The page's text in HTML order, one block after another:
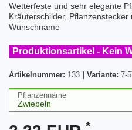
Wetterfeste und sehr elegante
Kräuterschilder,
Wunschname
Produktionsartikel - Kein
Artikelnummer: 133 Variante: 7-
Pflanzenname
*